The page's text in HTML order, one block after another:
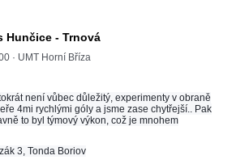
Hunčice - Trnová
· UMT Horní Bříza
není vůbec důležitý, experimenty v obraně
4mi rychlými góly a jsme zase chytřejší.. Pak
to byl týmový výkon, což je mnohem
3, Tonda Boriov